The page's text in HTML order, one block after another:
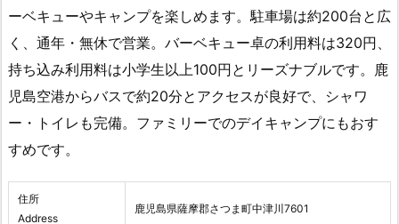
ーベキューやキャンプを楽しめます。駐車場は約200台と広
く、通年・無休で営業。バーベキュー卓の利用料は320円、
持ち込み利用料は小学生以上100円とリーズナブルです。鹿
児島空港からバスで約20分とアクセスが良好で、シャワ
ー・トイレも完備。ファミリーでのデイキャンプにもおす
すめです。
住所
Address
鹿児島県薩摩郡さつま町中津川7601